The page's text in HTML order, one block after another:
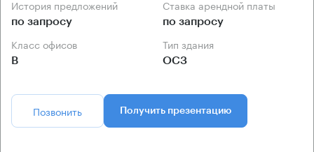
История предложений
по запросу
Ставка арендной платы
по запросу
Класс офисов
B
Тип здания
ОСЗ
Позвонить Получить презентацию